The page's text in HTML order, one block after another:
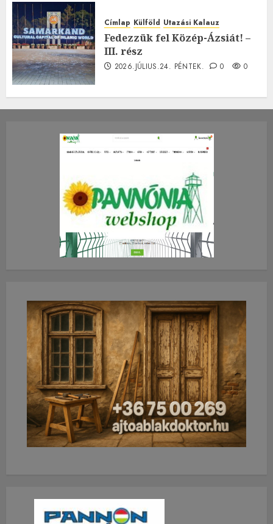
Címlap Külföld Utazási Kalauz
Fedezzük fel Közép-Ázsiát! –
III. rész
2026.JÚLIUS.24. PÉNTEK. 0 0